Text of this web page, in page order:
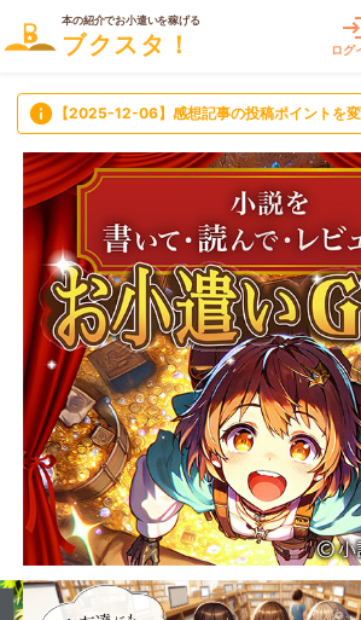
本の紹介でお小遣いを稼げる
ブクスタ！ ログ
info 【2025-12-06】感想記事の投稿ポイントを